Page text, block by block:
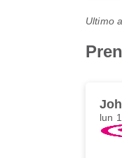
Ultimo
lun